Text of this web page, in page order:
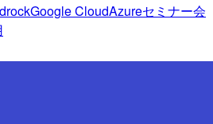
Google CloudAzureセミナー会